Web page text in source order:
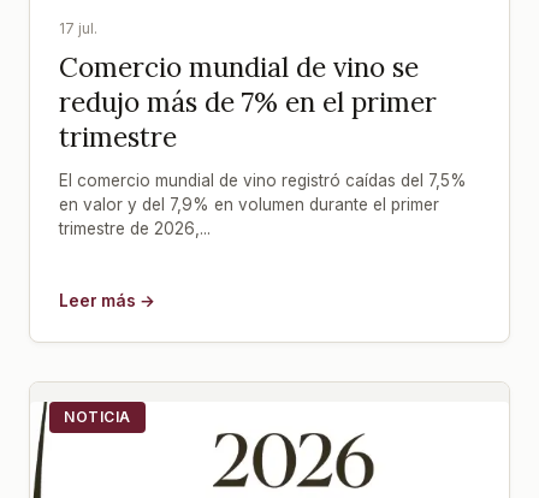
17 jul.
Comercio mundial de vino se
redujo más de 7% en el primer
trimestre
El comercio mundial de vino registró caídas del 7,5%
en valor y del 7,9% en volumen durante el primer
trimestre de 2026,...
Leer más →
NOTICIA